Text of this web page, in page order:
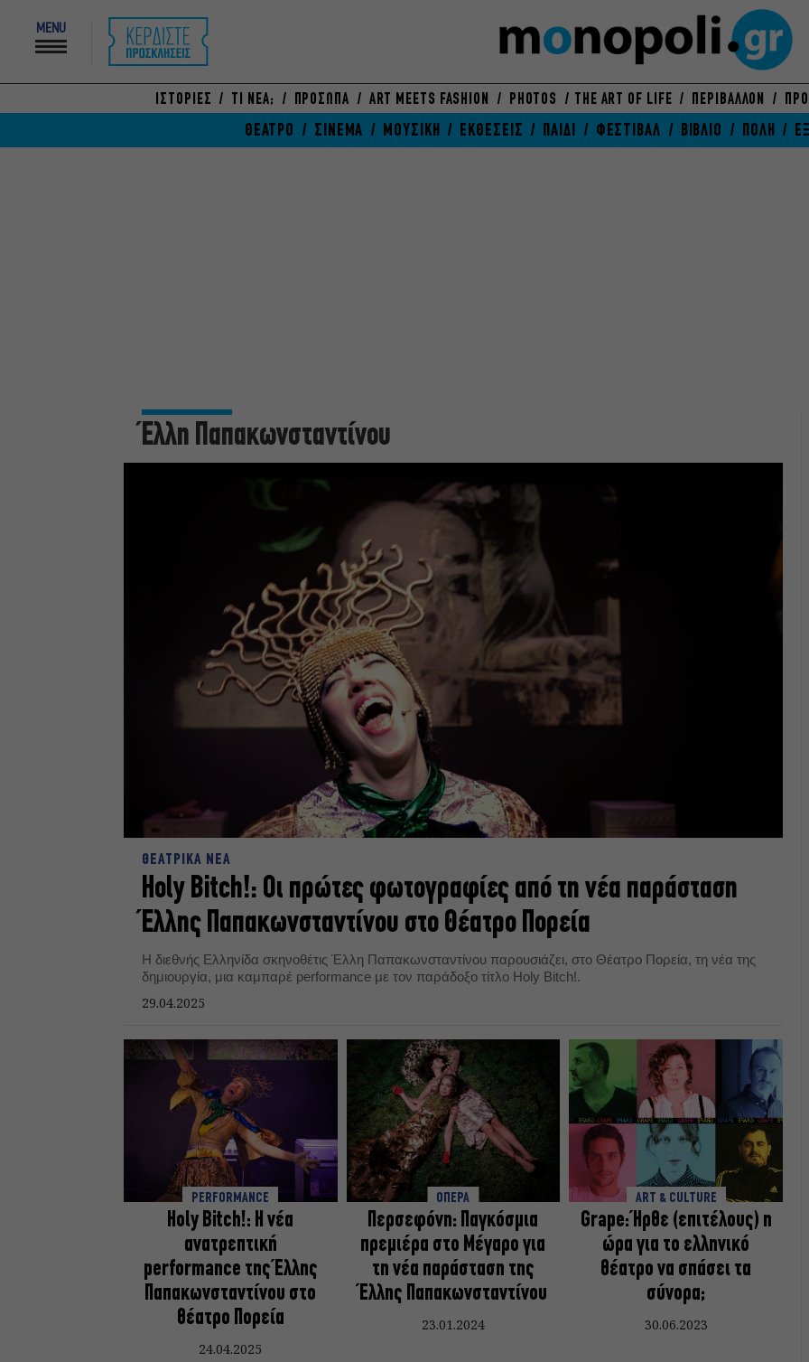
MENU
ΙΣΤΟΡΙΕΣ ΤΙ ΝΕΑ; ΠΡΟΣΩΠΑ ART MEETS FASHION PHOTOS THE ART OF LIFE ΠΕΡΙΒΑΛΛΟΝ
ΘΕΑΤΡΟ ΣΙΝΕΜΑ ΜΟΥΣΙΚΗ ΕΚΘΕΣΕΙΣ ΠΑΙΔΙ ΦΕΣΤΙΒΑΛ ΒΙΒΛΙΟ ΠΟΛΗ
Έλλη Παπακωνσταντίνου
ΘΕΑΤΡΙΚΑ ΝΕΑ
Holy Bitch!: Οι πρώτες φωτογραφίες από τη νέα παράσταση
Έλλης Παπακωνσταντίνου στο Θέατρο Πορεία
Η διεθνής Ελληνίδα σκηνοθέτις Έλλη Παπακωνσταντίνου παρουσιάζει, στο Θέατρο Πορεία, τη νέα της
δημιουργία, μια καμπαρέ performance με τον παράδοξο τίτλο Holy Bitch!.
29.04.2025
PERFORMANCE
Holy Bitch!: Η νέα
ανατρεπτική
performance της Έλλης
Παπακωνσταντίνου στο
θέατρο Πορεία
24.04.2025
ΟΠΕΡΑ
Περσεφόνη: Παγκόσμια
πρεμιέρα στο Μέγαρο για
τη νέα παράσταση της
Έλλης Παπακωνσταντίνου
23.01.2024
ART & CULTURE
Grape: Ήρθε (επιτέλους) η
ώρα για το ελληνικό
θέατρο να σπάσει τα
σύνορα;
30.06.2023